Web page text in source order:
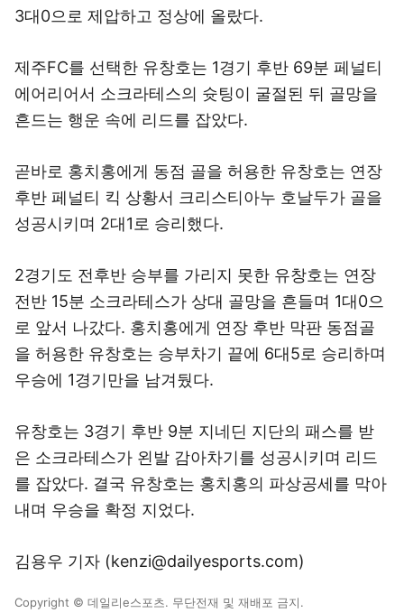
3대0으로 제압하고 정상에 올랐다.
제주FC를 선택한 유창호는 1경기 후반 69분 페널티
에어리어서 소크라테스의 슛팅이 굴절된 뒤 골망을
흔드는 행운 속에 리드를 잡았다.
곧바로 홍치홍에게 동점 골을 허용한 유창호는 연장
후반 페널티 킥 상황서 크리스티아누 호날두가 골을
성공시키며 2대1로 승리했다.
2경기도 전후반 승부를 가리지 못한 유창호는 연장
전반 15분 소크라테스가 상대 골망을 흔들며 1대0으
로 앞서 나갔다. 홍치홍에게 연장 후반 막판 동점골
을 허용한 유창호는 승부차기 끝에 6대5로 승리하며
우승에 1경기만을 남겨뒀다.
유창호는 3경기 후반 9분 지네딘 지단의 패스를 받
은 소크라테스가 왼발 감아차기를 성공시키며 리드
를 잡았다. 결국 유창호는 홍치홍의 파상공세를 막아
내며 우승을 확정 지었다.
김용우 기자 (kenzi@dailyesports.com)
Copyright © 데일리e스포츠. 무단전재 및 재배포 금지.